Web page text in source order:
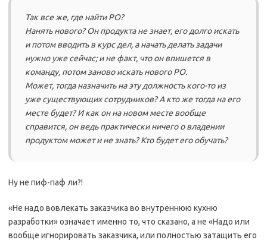
Так все же, где найти PO?
Нанять нового? Он продукта не знает, его долго искать
и потом вводить в курс дел, а начать делать задачи
нужно уже сейчас; и не факт, что он впишется в
команду, потом заново искать нового PO.
Может, тогда назначить на эту должность кого-то из
уже существующих сотрудников? А кто же тогда на его
месте будет? И как он на новом месте вообще
справится, он ведь практически ничего о владении
продуктом может и не знать? Кто будет его обучать?
Ну не пиф-паф ли?!
«Не надо вовлекать заказчика во внутреннюю кухню
разработки» означает именно то, что сказано, а не «Надо или
вообще игнорировать заказчика, или полностью затащить его